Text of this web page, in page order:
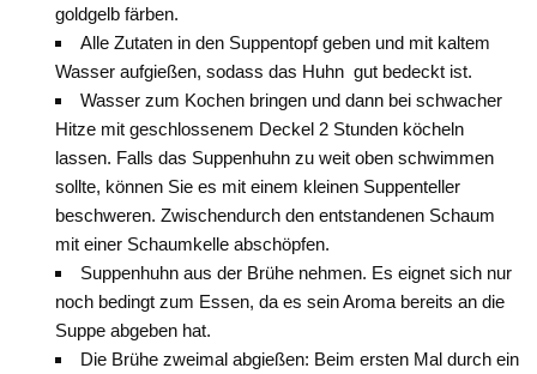
goldgelb färben.
Alle Zutaten in den Suppentopf geben und mit kaltem
Wasser aufgießen, sodass das Huhn gut bedeckt ist.
Wasser zum Kochen bringen und dann bei schwacher
Hitze mit geschlossenem Deckel 2 Stunden köcheln
lassen. Falls das Suppenhuhn zu weit oben schwimmen
sollte, können Sie es mit einem kleinen Suppenteller
beschweren. Zwischendurch den entstandenen Schaum
mit einer Schaumkelle abschöpfen.
Suppenhuhn aus der Brühe nehmen. Es eignet sich nur
noch bedingt zum Essen, da es sein Aroma bereits an die
Suppe abgeben hat.
Die Brühe zweimal abgießen: Beim ersten Mal durch ein